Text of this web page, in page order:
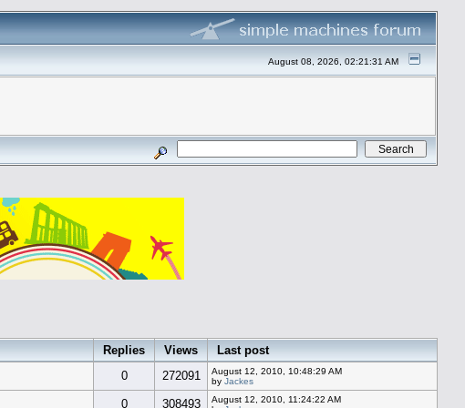
August 08, 2026, 02:21:31 AM
Replies Views
Last post
0 272091
August 12, 2010, 10:48:29 AM
by Jackes
0 308493
August 12, 2010, 11:24:22 AM